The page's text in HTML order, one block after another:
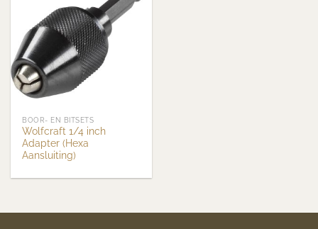
BOOR- EN BITSETS
Wolfcraft 1/4 inch
Adapter (Hexa
Aansluiting)